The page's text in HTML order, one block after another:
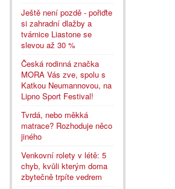
Ještě není pozdě - pořiďte
si zahradní dlažby a
tvárnice Liastone se
slevou až 30 %
Česká rodinná značka
MORA Vás zve, spolu s
Katkou Neumannovou, na
Lipno Sport Festival!
Tvrdá, nebo měkká
matrace? Rozhoduje něco
jiného
Venkovní rolety v létě: 5
chyb, kvůli kterým doma
zbytečně trpíte vedrem